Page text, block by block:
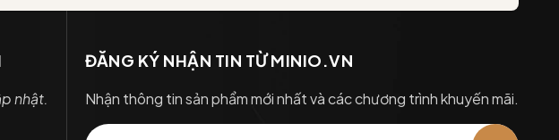
nhật.
ĐĂNG KÝ NHẬN TIN TỪ MINIO.VN
Nhận thông tin sản phẩm mới nhất và các chương trình khuyến mãi.